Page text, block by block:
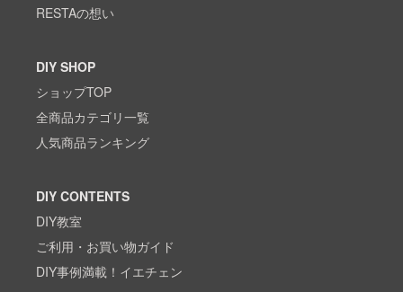
RESTAの想い
DIY SHOP
ショップTOP
全商品カテゴリ一覧
人気商品ランキング
DIY CONTENTS
DIY教室
ご利用・お買い物ガイド
DIY事例満載！イエチェン